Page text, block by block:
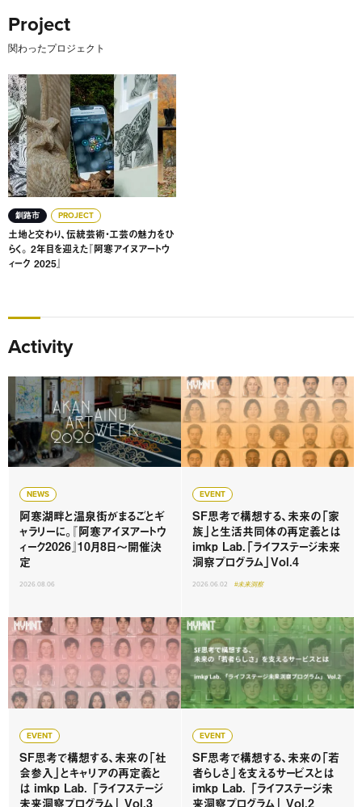
Project
関わったプロジェクト
釧路市 PROJECT
土地と交わり、伝統芸術・工芸の魅力をひ
らく。 2年目を迎えた『阿寒アイヌアートウ
ィーク 2025』
土地と交わり、伝統芸術・工芸の魅力をひらく。 2年目を
Activity
NEWS
阿寒湖畔と温泉街がまるごとギ
ャラリーに。『阿寒アイヌアートウ
ィーク2026』10月8日〜開催決
定
2026.08.06
EVENT
SF思考で構想する、未来の「家
族」と生活共同体の再定義とは
imkp Lab.「ライフステージ未来
洞察プログラム」Vol.4
2026.06.02 #未来洞察
EVENT
SF思考で構想する、未来の「社
会参入」とキャリアの再定義と
は imkp Lab. 「ライフステージ
未来洞察プログラム」 Vol.3
EVENT
SF思考で構想する、未来の「若
者らしさ」を支えるサービスとは
imkp Lab. 「ライフステージ未
来洞察プログラム」 Vol.2